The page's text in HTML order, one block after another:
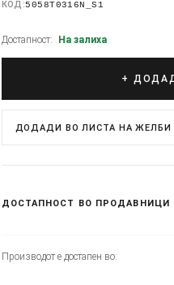
КОД:5058T0316N_S1
Достапност: На залиха
+
ДОДАДИ ВО ЛИСТА НА ЖЕЛБИ
ДОСТАПНОСТ ВО ПРОДАВНИЦИ
Производот е достапен во: